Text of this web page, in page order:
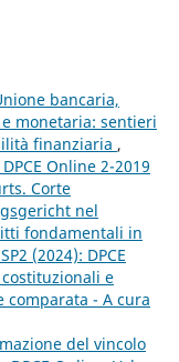
bancaria,
monetaria: sentieri
finanziaria ,
Online 2-2019
Corte
nel
fondamentali in
(2024): DPCE
costituzionali e
- A cura
del vincolo